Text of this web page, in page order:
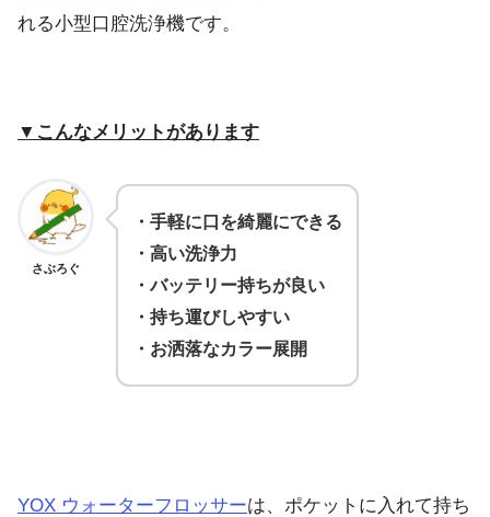
れる小型口腔洗浄機です。
▼こんなメリットがあります
さぶろぐ
・手軽に口を綺麗にできる
・高い洗浄力
・バッテリー持ちが良い
・持ち運びしやすい
・お洒落なカラー展開
YOX ウォーターフロッサーは、ポケットに入れて持ち